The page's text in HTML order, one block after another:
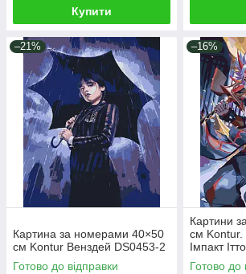
Купити
–21%
Картина за номерами 40×50
см Kontur Венздей DS0453-2
Готово до відправки
–16%
Картини
см Kontur.
Імпакт
Готово до